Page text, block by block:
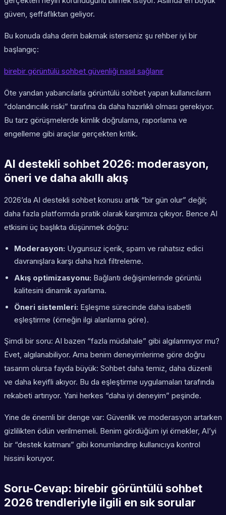
güven, şeffaflıktan geliyor.
Bu konuda daha derin bakmak isterseniz şu rehber iyi bir
başlangıç:
birebir görüntülü sohbet güvenliği nasıl sağlanır
Öte yandan yabancılarla görüntülü sohbet yapan kullanıcıların
“dolandırıcılık riski” tarafına da daha hazırlıklı olması gerekiyor.
Bu tarz görüşmelerde kimlik doğrulama, raporlama ve
engelleme gibi araçlar gerçekten kritik.
AI destekli sohbet 2026: moderasyon,
öneri ve daha akıllı akış
2026’da AI destekli sohbet konusu artık “bir gün olur” değil;
daha fazla platformda pratik olarak karşımıza çıkıyor. Bence AI
etkisini üç başlıkta düşünmek doğru:
Moderasyon: Uygunsuz içerik, spam ve rahatsız edici
davranışlara karşı daha hızlı filtreleme.
Akış optimizasyonu: Bağlantı değişimlerinde görüntü
kalitesini dinamik ayarlama.
Öneri sistemleri: Eşleşme sürecinde daha isabetli
eşleştirme (örneğin ilgi alanlarına göre).
Şimdi bir soru: AI bazen “fazla müdahale” gibi algılanmıyor mu?
Evet, algılanabiliyor. Ama benim deneyimlerime göre doğru
tasarım olursa fayda büyük: Sohbet daha temiz, daha düzenli
ve daha keyifli akıyor. Bu da eşleştirme uygulamaları tarafında
rekabeti artırıyor. Yani herkes “daha iyi deneyim” peşinde.
Yine de önemli bir denge var: Güvenlik ve moderasyon artarken
gizlilikten ödün verilmemeli. Benim gördüğüm iyi örnekler, AI’yi
bir “destek katmanı” gibi konumlandırıp kullanıcıya kontrol
hissini koruyor.
Soru-Cevap: birebir görüntülü sohbet
2026 trendleriyle ilgili en sık sorular